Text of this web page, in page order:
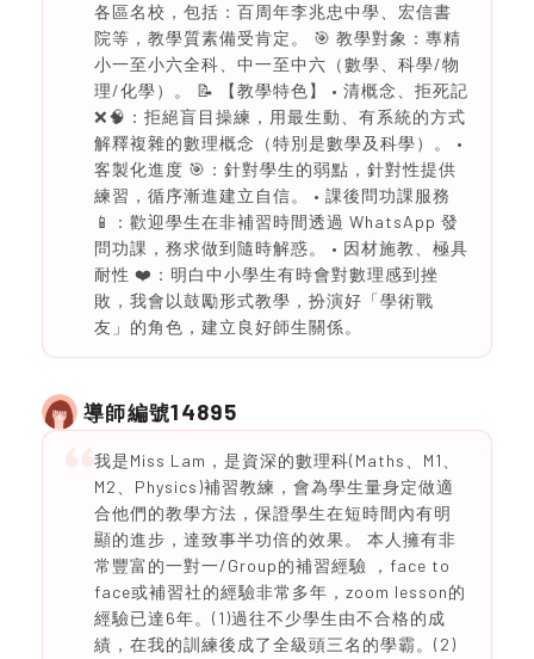
各區名校，包括：百周年李兆忠中學、宏信書
院等，教學質素備受肯定。 🎯 教學對象：專精
小一至小六全科、中一至中六（數學、科學/物
理/化學）。 📝 【教學特色】 • 清概念、拒死記
❌🧠：拒絕盲目操練，用最生動、有系統的方式
解釋複雜的數理概念（特別是數學及科學）。 •
客製化進度 🎯：針對學生的弱點，針對性提供
練習，循序漸進建立自信。 • 課後問功課服務
📱：歡迎學生在非補習時間透過 WhatsApp 發
問功課，務求做到隨時解惑。 • 因材施教、極具
耐性 ❤️：明白中小學生有時會對數理感到挫
敗，我會以鼓勵形式教學，扮演好「學術戰
友」的角色，建立良好師生關係。
導師編號14895
我是Miss Lam，是資深的數理科(Maths、M1、
M2、Physics)補習教練，會為學生量身定做適
合他們的教學方法，保證學生在短時間內有明
顯的進步，達致事半功倍的效果。 本人擁有非
常豐富的一對一/Group的補習經驗 ，face to
face或補習社的經驗非常多年，zoom lesson的
經驗已達6年。(1)過往不少學生由不合格的成
績，在我的訓練後成了全級頭三名的學霸。(2)